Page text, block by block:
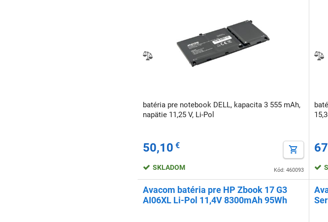
batéria pre notebook DELL, kapacita 3 555 mAh,
napätie 11,25 V, Li-Pol
50,10 €
Kód: 460093
SKLADOM
Avacom batéria pre HP Zbook 17 G3
AI06XL Li-Pol 11,4V 8300mAh 95Wh